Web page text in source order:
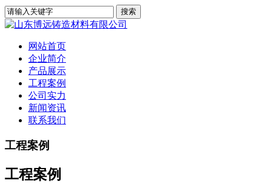
网站首页
企业简介
产品展示
工程案例
公司实力
新闻资讯
联系我们
工程案例
工程案例